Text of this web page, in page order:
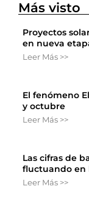
Más visto
Proyectos
en nueva
Leer Más >>
El fenómeno
y octubre
Leer Más >>
Las cifras de
fluctuando en
Leer Más >>